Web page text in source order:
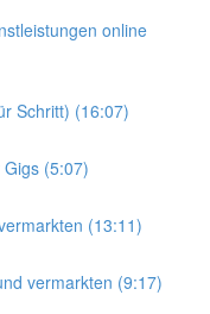
online
Schritt) (16:07)
(5:07)
(13:11)
vermarkten (9:17)